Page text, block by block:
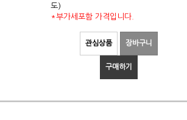
도)
*부가세포함 가격입니다.
관심상품 장바구니
구매하기